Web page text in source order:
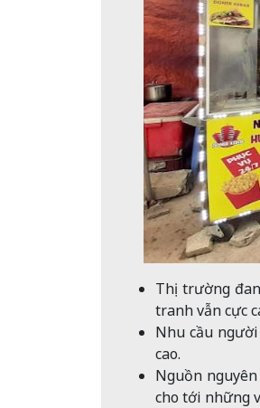
Thị trường
tranh vẫn cực
Nhu cầu
cao.
Nguồn
cho tới những